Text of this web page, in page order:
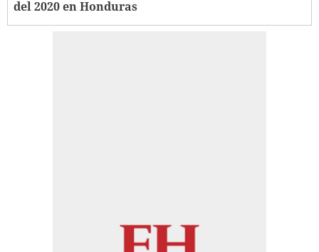
del 2020 en Honduras